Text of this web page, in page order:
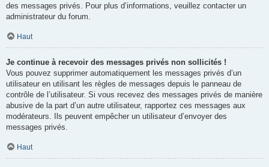
des messages privés. Pour plus d’informations, veuillez contacter un
administrateur du forum.
Haut
Je continue à recevoir des messages privés non sollicités !
Vous pouvez supprimer automatiquement les messages privés d’un
utilisateur en utilisant les règles de messages depuis le panneau de
contrôle de l’utilisateur. Si vous recevez des messages privés de manière
abusive de la part d’un autre utilisateur, rapportez ces messages aux
modérateurs. Ils peuvent empêcher un utilisateur d’envoyer des
messages privés.
Haut